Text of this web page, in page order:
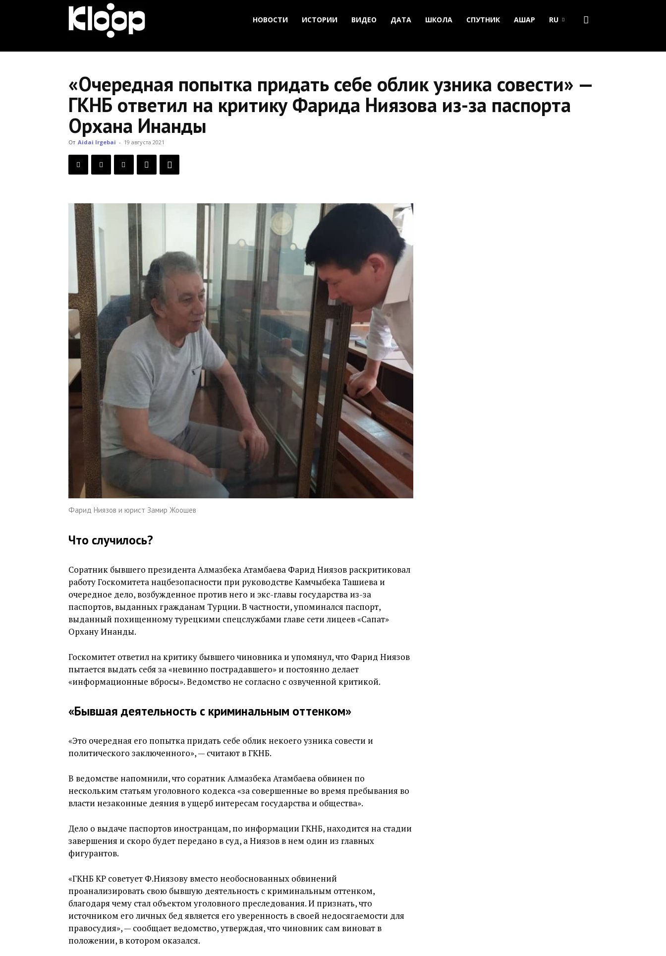
Кыргызстана
НОВОСТИ ИСТОРИИ ВИДЕО ДАТА ШКОЛА СПУТНИК АШАР RU
«Очередная попытка придать себе облик узника совести» —
ГКНБ ответил на критику Фарида Ниязова из-за паспорта
Орхана Инанды
От Aidai Irgebai - 19 августа 2021
Фарид Ниязов и юрист Замир Жоошев
Что случилось?
Соратник бывшего президента Алмазбека Атамбаева Фарид Ниязов раскритиковал
работу Госкомитета нацбезопасности при руководстве Камчыбека Ташиева и
очередное дело, возбужденное против него и экс-главы государства из-за
паспортов, выданных гражданам Турции. В частности, упоминался паспорт,
выданный похищенному турецкими спецслужбами главе сети лицеев «Сапат»
Орхану Инанды.
Госкомитет ответил на критику бывшего чиновника и упомянул, что Фарид Ниязов
пытается выдать себя за «невинно пострадавшего» и постоянно делает
«информационные вбросы». Ведомство не согласно с озвученной критикой.
«Бывшая деятельность с криминальным оттенком»
«Это очередная его попытка придать себе облик некоего узника совести и
политического заключенного», — считают в ГКНБ.
В ведомстве напомнили, что соратник Алмазбека Атамбаева обвинен по
нескольким статьям уголовного кодекса «за совершенные во время пребывания во
власти незаконные деяния в ущерб интересам государства и общества».
Дело о выдаче паспортов иностранцам, по информации ГКНБ, находится на стадии
завершения и скоро будет передано в суд, а Ниязов в нем один из главных
фигурантов.
«ГКНБ КР советует Ф.Ниязову вместо необоснованных обвинений
проанализировать свою бывшую деятельность с криминальным оттенком,
благодаря чему стал объектом уголовного преследования. И признать, что
источником его личных бед является его уверенность в своей недосягаемости для
правосудия», — сообщает ведомство, утверждая, что чиновник сам виноват в
положении, в котором оказался.